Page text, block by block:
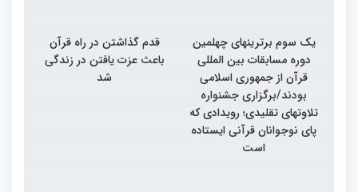
یک سوم برترینهای چهلمین
دوره مسابقات بین المللی
قرآن از جمهوری اسلامی
بودند/برگزاری جشنواره
تلاوتهای تقلیدی؛ رویدادی که
پای نوجوانان قرآنی ایستاده
است
قدم گذاشتن در راه قرآن
باعث عزت یافتن در زندگی
شد